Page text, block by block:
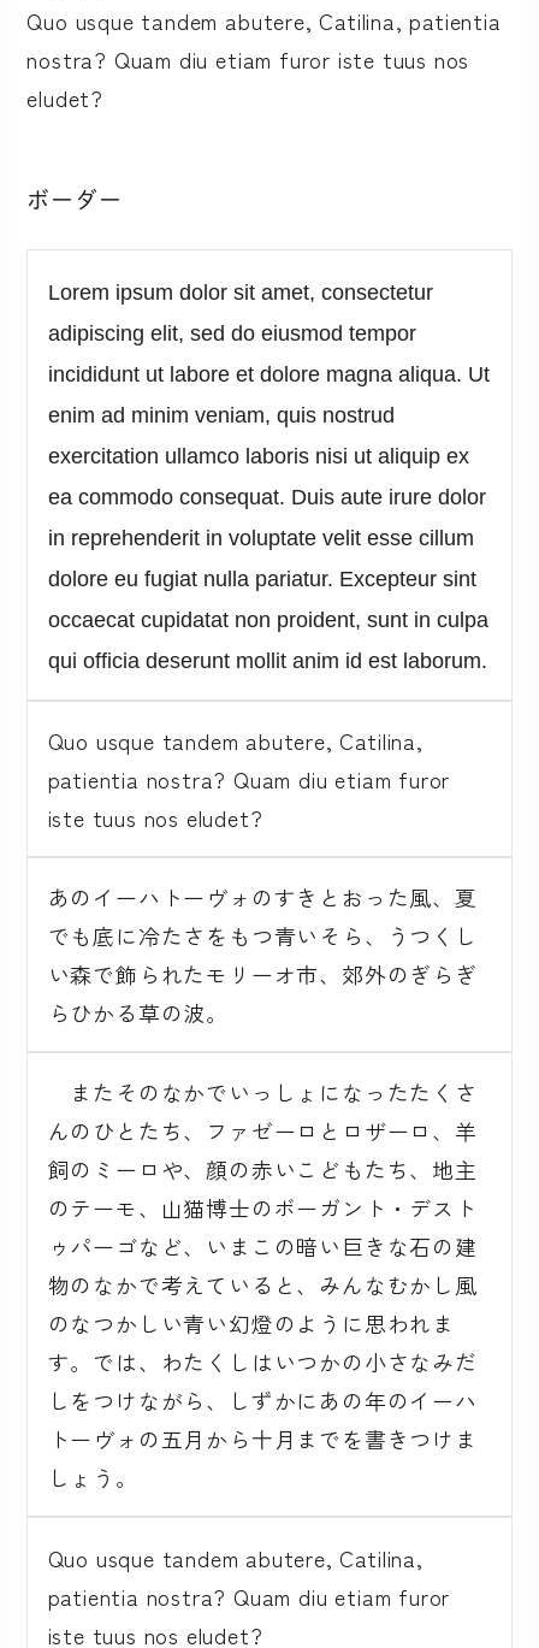
Quo usque tandem abutere, Catilina, patientia
nostra? Quam diu etiam furor iste tuus nos
eludet?
ボーダー
Lorem ipsum dolor sit amet, consectetur
adipiscing elit, sed do eiusmod tempor
incididunt ut labore et dolore magna aliqua. Ut
enim ad minim veniam, quis nostrud
exercitation ullamco laboris nisi ut aliquip ex
ea commodo consequat. Duis aute irure dolor
in reprehenderit in voluptate velit esse cillum
dolore eu fugiat nulla pariatur. Excepteur sint
occaecat cupidatat non proident, sunt in culpa
qui officia deserunt mollit anim id est laborum.
Quo usque tandem abutere, Catilina,
patientia nostra? Quam diu etiam furor
iste tuus nos eludet?
あのイーハトーヴォのすきとおった風、夏
でも底に冷たさをもつ青いそら、うつくし
い森で飾られたモリーオ市、郊外のぎらぎ
らひかる草の波。
またそのなかでいっしょになったたくさ
んのひとたち、ファゼーロとロザーロ、羊
飼のミーロや、顔の赤いこどもたち、地主
のテーモ、山猫博士のボーガント・デスト
ゥパーゴなど、いまこの暗い巨きな石の建
物のなかで考えていると、みんなむかし風
のなつかしい青い幻燈のように思われま
す。では、わたくしはいつかの小さなみだ
しをつけながら、しずかにあの年のイーハ
トーヴォの五月から十月までを書きつけま
しょう。
Quo usque tandem abutere, Catilina,
patientia nostra? Quam diu etiam furor
iste tuus nos eludet?